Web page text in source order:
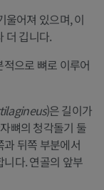
울어져 있으며, 이
더 깁니다.
으로 뼈로 이루어
)은 길이가
뼈의 청각돌기 둘
뒤쪽 부분에서
다. 연골의 앞부